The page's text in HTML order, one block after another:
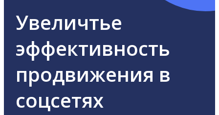
Увеличтье
эффективность
продвижения в
соцсетях